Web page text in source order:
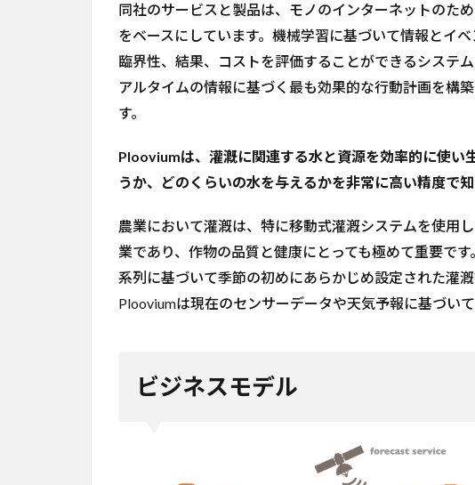
ル
3
テ
ク
ロ
ー
4
後
の
画
5
ト
同社のサービスと製品は、モノのインターネットのた
をベースにしています。機械学習に基づいて情報とイ
臨界性、結果、コストを評価することができるシステ
アルタイムの情報に基づく最も効果的な行動計画を構
す。
Plooviumは、灌漑に関連する水と資源を効率的に使い
うか、どのくらいの水を与えるかを非常に高い精度で
農業において灌漑は、特に移動式灌漑システムを使用
業であり、作物の品質と健康にとっても極めて重要で
系列に基づいて季節の初めにあらかじめ設定された灌
Plooviumは現在のセンサーデータや天気予報に基づい
ビジネスモデル